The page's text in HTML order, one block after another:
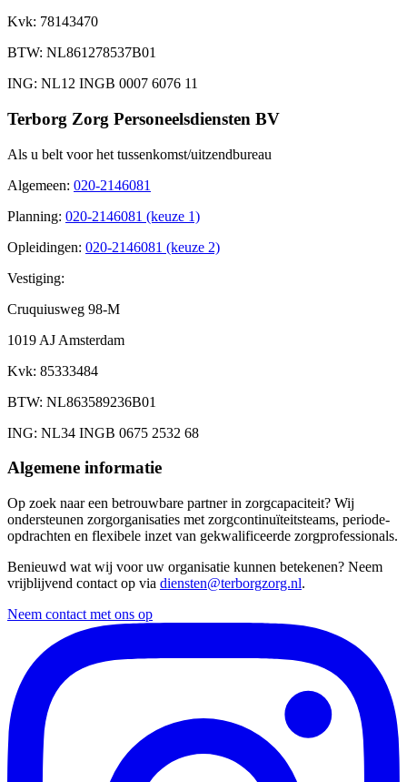
Kvk: 78143470
BTW: NL861278537B01
ING: NL12 INGB 0007 6076 11
Terborg Zorg Personeelsdiensten BV
Als u belt voor het tussenkomst/uitzendbureau
Algemeen: 020-2146081
Planning: 020-2146081 (keuze 1)
Opleidingen: 020-2146081 (keuze 2)
Vestiging:
Cruquiusweg 98-M
1019 AJ Amsterdam
Kvk: 85333484
BTW: NL863589236B01
ING: NL34 INGB 0675 2532 68
Algemene informatie
Op zoek naar een betrouwbare partner in zorgcapaciteit? Wij
ondersteunen zorgorganisaties met zorgcontinuïteitsteams, periode-
opdrachten en flexibele inzet van gekwalificeerde zorgprofessionals.
Benieuwd wat wij voor uw organisatie kunnen betekenen? Neem
vrijblijvend contact op via diensten@terborgzorg.nl.
Neem contact met ons op